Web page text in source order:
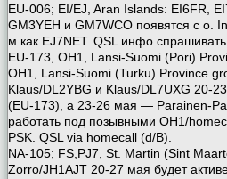
EU-006; EI/EJ, Aran Islands: EI6FR,
GM3YEH и GM7WCO появятся с о.
м как EJ7NET. QSL инфо
EU-173, OH1, Lansi-Suomi (Pori)
OH1, Lansi-Suomi (Turku) Province
Klaus/DL2YBG и Klaus/DL7UXG 20-
(EU-173), а 23-26 мая — Parainen-
работать под позывными OH1/
PSK. QSL via homecall (d/B).
NA-105; FS,PJ7, St. Martin (Sint
Zorro/JH1AJT 20-27 мая будет